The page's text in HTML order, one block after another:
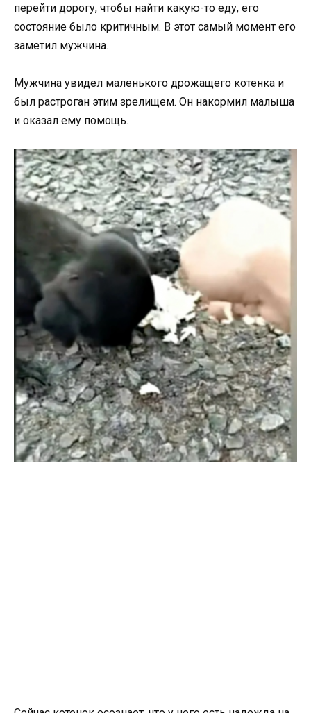
перейти дорогу, чтобы найти какую-то еду, его
состояние было критичным. В этот самый момент его
заметил мужчина.
Мужчина увидел маленького дрожащего котенка и
был растроган этим зрелищем. Он накормил малыша
и оказал ему помощь.